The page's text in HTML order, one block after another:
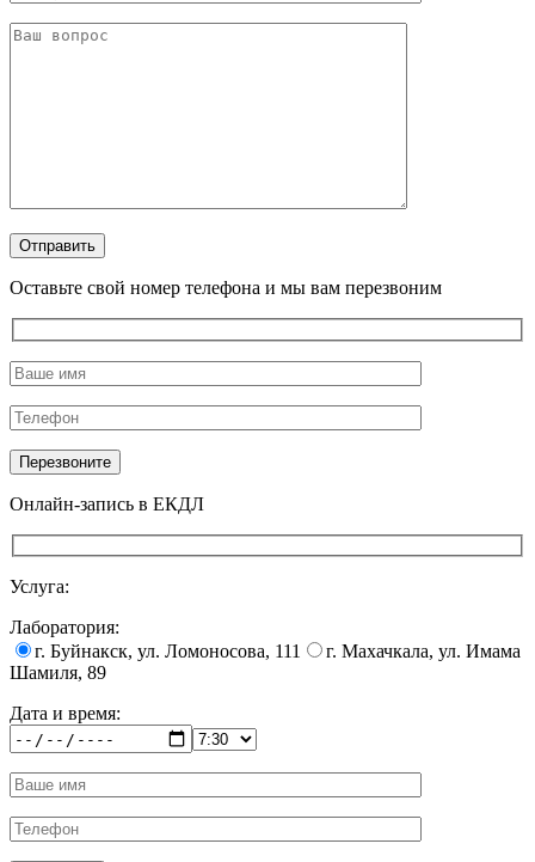
Оставьте свой номер телефона и мы вам перезвоним
Онлайн-запись в ЕКДЛ
Услуга:
Лаборатория:
г. Буйнакск, ул. Ломоносова, 111
г. Махачкала, ул. Имама
Шамиля, 89
Дата и время: